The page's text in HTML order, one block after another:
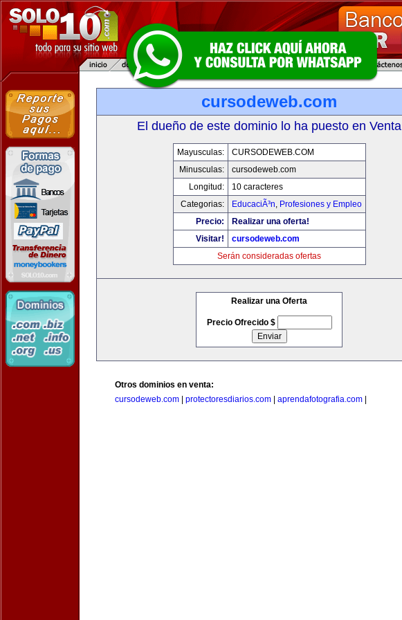
cursodeweb.com
El dueño de este dominio lo ha puesto en Venta
Mayusculas:
CURSODEWEB.COM
Minusculas:
cursodeweb.com
Longitud:
10 caracteres
Categorias:
EducaciÃ³n, Profesiones y Empleo
Precio:
Realizar una oferta!
Visitar!
cursodeweb.com
Serán consideradas ofertas
Realizar una Oferta
Precio Ofrecido $
Otros dominios en venta:
cursodeweb.com
protectoresdiarios.com aprendafotografia.com